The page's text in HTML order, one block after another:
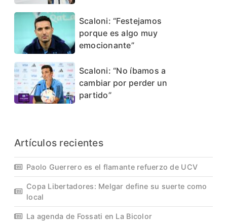
Scaloni: “Festejamos
porque es algo muy
emocionante”
Scaloni: “No íbamos a
cambiar por perder un
partido”
Artículos recientes
Paolo Guerrero es el flamante refuerzo de UCV
Copa Libertadores: Melgar define su suerte como
local
La agenda de Fossati en La Bicolor